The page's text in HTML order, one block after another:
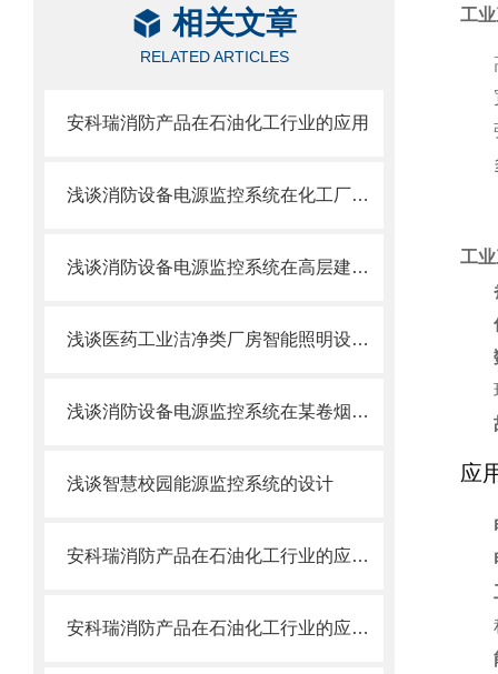
相关文章
RELATED ARTICLES
安科瑞消防产品在石油化工行业的应用
浅谈消防设备电源监控系统在化工厂房设置的必要性
浅谈消防设备电源监控系统在高层建筑中的应用
浅谈医药工业洁净类厂房智能照明设计与选型
浅谈消防设备电源监控系统在某卷烟厂中的应用
浅谈智慧校园能源监控系统的设计
安科瑞消防产品在石油化工行业的应用探讨1
安科瑞消防产品在石油化工行业的应用探讨
工
工
应